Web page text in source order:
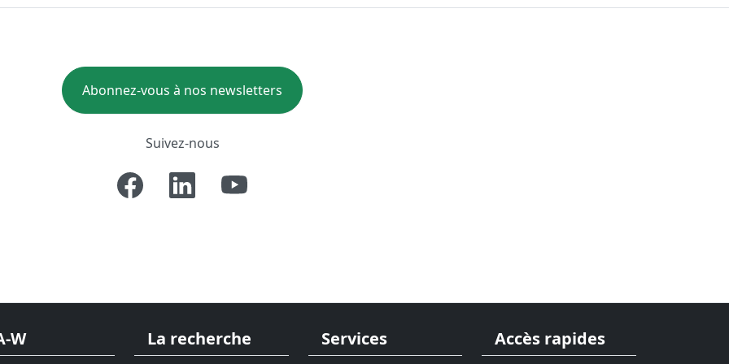
Abonnez-vous à nos newsletters
Suivez-nous
W La recherche Services Accès rapides